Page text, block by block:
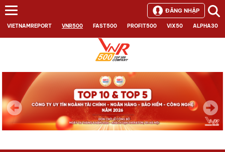
VIETNAMREPORT VNR500 FAST500 PROFIT500 VIX50 ALPHA30
ĐĂNG NHẬP
Next